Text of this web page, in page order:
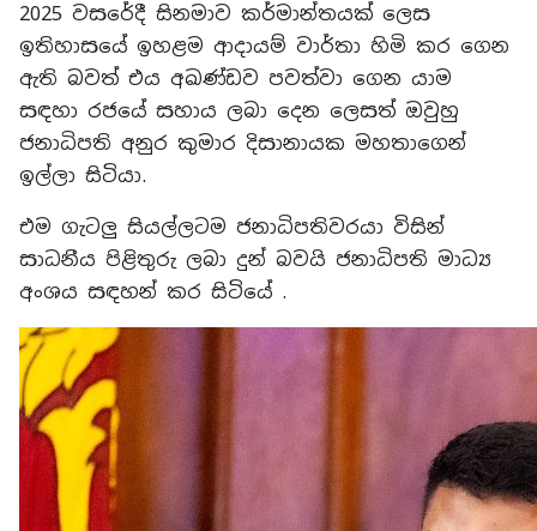
2025 වසරේදී සිනමාව කර්මාන්තයක් ලෙස
ඉතිහාසයේ ඉහළම ආදායම් වාර්තා හිමි කර ගෙන
ඇති බවත් එය අඛණ්ඩව පවත්වා ගෙන යාම
සඳහා රජයේ සහාය ලබා දෙන ලෙසත් ඔවුහු
ජනාධිපති අනුර කුමාර දිසානායක මහතාගෙන්
ඉල්ලා සිටියා.
එම ගැටලු සියල්ලටම ජනාධිපතිවරයා විසින්
සාධනීය පිළිතුරු ලබා දුන් බවයි ජනාධිපති මාධ්‍ය
අංශය සඳහන් කර සිටියේ .